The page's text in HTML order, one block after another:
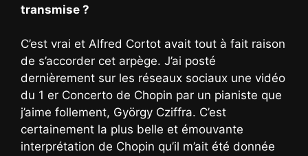
transmise ?
C’est vrai et Alfred Cortot avait tout à fait raison
de s’accorder cet arpège. J’ai posté
dernièrement sur les réseaux sociaux une vidéo
du 1 er Concerto de Chopin par un pianiste que
j’aime follement, György Cziffra. C’est
certainement la plus belle et émouvante
interprétation de Chopin qu’il m’ait été donnée